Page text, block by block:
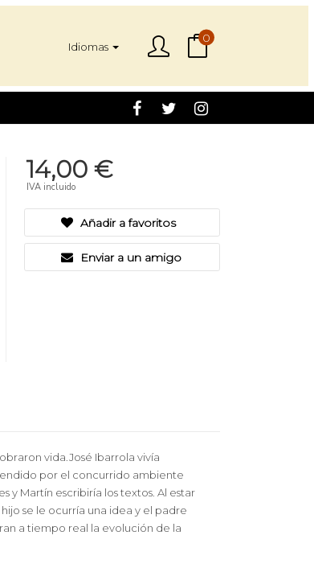
Idiomas
0
14,00 €
IVA incluido
Añadir a favoritos
Enviar a un amigo
vida.José Ibarrola vivía
por el concurrido ambiente
y Martín escribiría los textos. Al estar
se le ocurría una idea y el padre
a tiempo real la evolución de la